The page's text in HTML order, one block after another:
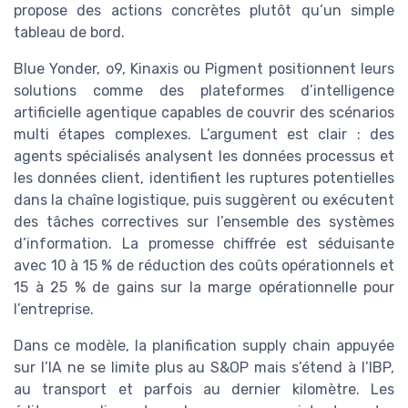
propose des actions concrètes plutôt qu’un simple
tableau de bord.
Blue Yonder, o9, Kinaxis ou Pigment positionnent leurs
solutions comme des plateformes d’intelligence
artificielle agentique capables de couvrir des scénarios
multi étapes complexes. L’argument est clair : des
agents spécialisés analysent les données processus et
les données client, identifient les ruptures potentielles
dans la chaîne logistique, puis suggèrent ou exécutent
des tâches correctives sur l’ensemble des systèmes
d’information. La promesse chiffrée est séduisante
avec 10 à 15 % de réduction des coûts opérationnels et
15 à 25 % de gains sur la marge opérationnelle pour
l’entreprise.
Dans ce modèle, la planification supply chain appuyée
sur l’IA ne se limite plus au S&OP mais s’étend à l’IBP,
au transport et parfois au dernier kilomètre. Les